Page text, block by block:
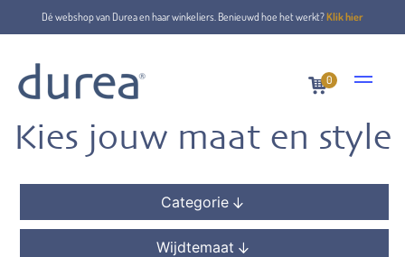
Dé webshop van Durea en haar winkeliers. Benieuwd hoe het werkt?Klik hier
0
Collectie
Kies jouw maat en style
Categorie
Wijdtemaat